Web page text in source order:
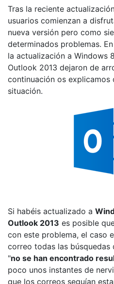
Tras la reciente
usuarios comienzan a
nueva versión pero como
determinados problemas.
la actualización a Windows
Outlook 2013 dejaron de
continuación os explicamos
situación.
Si habéis actualizado a
Outlook 2013 es posible
con este problema, el caso
correo todas las búsquedas
"no se han encontrado
poco unos instantes de
que los correos seguían